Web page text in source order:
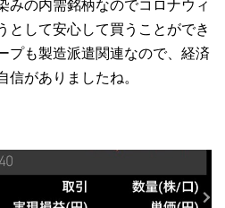
みの内需銘柄なのでコロナウィ
として安心して買うことができ
プも製造派遣関連なので、経済
信がありましたね。